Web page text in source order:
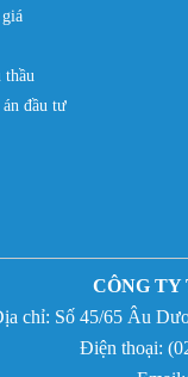
thầu
đầu tư
CÔNG
chỉ: Số 45/65 Âu
Điện thoại: (